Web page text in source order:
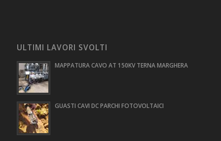
ULTIMI LAVORI SVOLTI
MAPPATURA CAVO AT 150KV TERNA MARGHERA
GUASTI CAVI DC PARCHI FOTOVOLTAICI